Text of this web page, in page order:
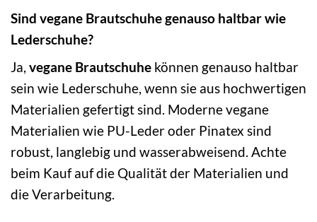
Sind vegane Brautschuhe genauso haltbar wie
Lederschuhe?
Ja, vegane Brautschuhe können genauso haltbar
sein wie Lederschuhe, wenn sie aus hochwertigen
Materialien gefertigt sind. Moderne vegane
Materialien wie PU-Leder oder Pinatex sind
robust, langlebig und wasserabweisend. Achte
beim Kauf auf die Qualität der Materialien und
die Verarbeitung.